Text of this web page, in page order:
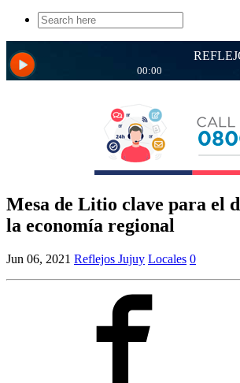
Search
for:
Mesa de Litio clave para el
la economía regional
Jun 06, 2021 Reflejos Jujuy Locales 0